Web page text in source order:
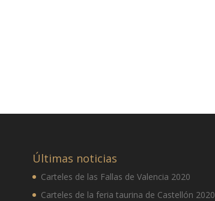
Últimas noticias
Carteles de las Fallas de Valencia 2020
Carteles de la feria taurina de Castellón 2020